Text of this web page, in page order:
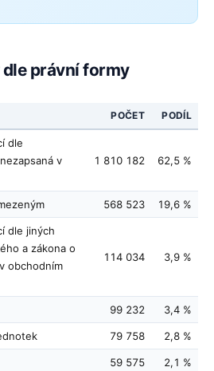
právní formy
POČET PODÍL
dle
v
1 810 182 62,5 %
568 523 19,6 %
dle jiných
a zákona o
obchodním
114 034 3,9 %
99 232 3,4 %
79 758 2,8 %
59 575 2,1 %